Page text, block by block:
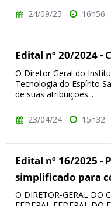
24/09/25 16h56
Edital nº 20/2024 -
O Diretor Geral do
Tecnologia do Espírito
de suas atribuições...
23/04/24 15h32
Edital nº 16/2025 -
simplificado para
O DIRETOR-GERAL DO